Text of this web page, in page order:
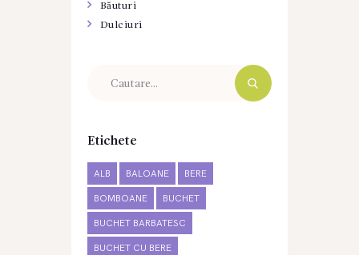
Băuturi
Dulciuri
Etichete
ALB BALOANE BERE
BOMBOANE BUCHET
BUCHET BARBATESC
BUCHET CU BERE